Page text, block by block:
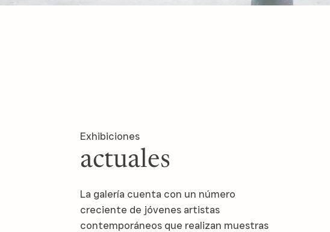
Exhibiciones
actuales
La galería cuenta con un número
creciente de jóvenes artistas
contemporáneos que realizan muestras